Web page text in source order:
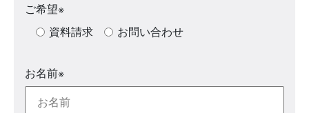
ご希望※
資料請求
お問い合わせ
お名前※